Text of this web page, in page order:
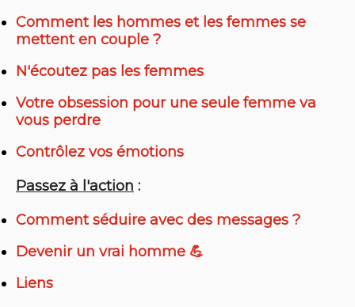
Comment les hommes et les femmes se
mettent en couple ?
N'écoutez pas les femmes
Votre obsession pour une seule femme va
vous perdre
Contrôlez vos émotions
Passez à l'action :
Comment séduire avec des messages ?
Devenir un vrai homme 💪
Liens